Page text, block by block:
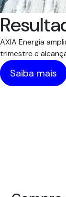
AXIA Energia
trimestre e
Saiba mais